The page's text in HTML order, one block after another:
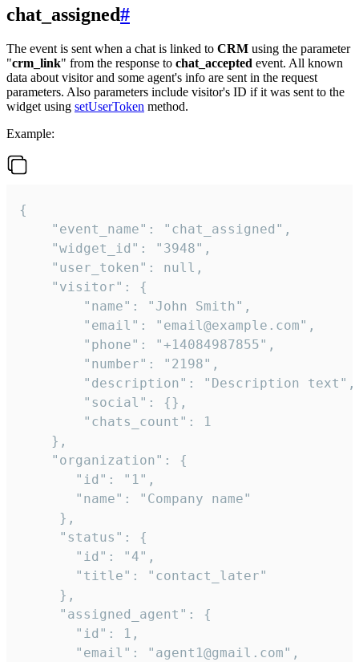
chat_assigned#
The event is sent when a chat is linked to CRM using the parameter
"crm_link" from the response to chat_accepted event. All known
data about visitor and some agent's info are sent in the request
parameters. Also parameters include visitor's ID if it was sent to the
widget using setUserToken method.
Example:
{
    "event_name": "chat_assigned",
    "widget_id": "3948",
    "user_token": null,
    "visitor": {
        "name": "John Smith",
        "email": "email@example.com",
        "phone": "+14084987855",
        "number": "2198",
        "description": "Description text",
        "social": {},
        "chats_count": 1
    },
    "organization": {
       "id": "1",
       "name": "Company name"
     },
     "status": {
       "id": "4",
       "title": "contact_later"
     },
     "assigned_agent": {
       "id": 1,
       "email": "agent1@gmail.com",